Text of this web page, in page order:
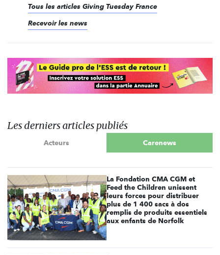
Tous les articles Giving Tuesday France
Recevoir les news
Les derniers articles publiés
Acteurs Carenews
La Fondation CMA CGM et
Feed the Children unissent
leurs forces pour distribuer
plus de 1 400 sacs à dos
remplis de produits essentiels
aux enfants de Norfolk